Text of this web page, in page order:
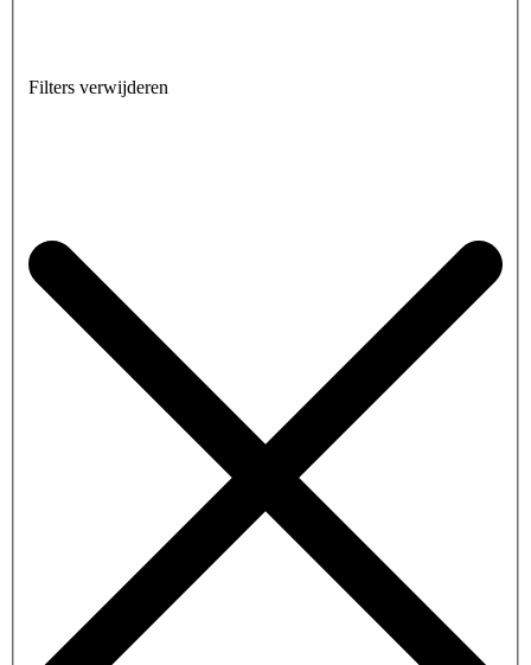
Filters verwijderen